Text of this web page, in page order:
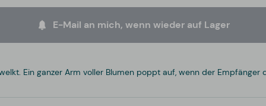
E-Mail an mich, wenn wieder auf Lager
Ein ganzer Arm voller Blumen poppt auf, wenn der